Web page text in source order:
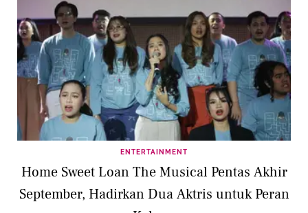
ENTERTAINMENT
Home Sweet Loan The Musical Pentas Akhir
September, Hadirkan Dua Aktris untuk Peran